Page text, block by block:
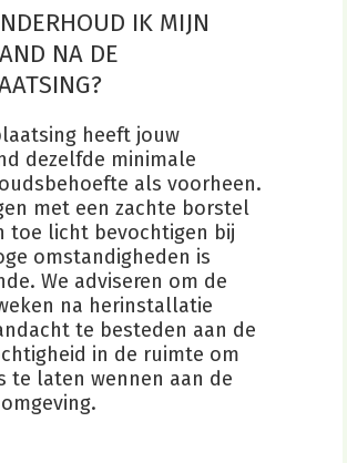
IK MIJN
NA DE
heeft jouw
dezelfde minimale
als voorheen.
met een zachte borstel
toe licht bevochtigen bij
omstandigheden is
We adviseren om de
na herinstallatie
te besteden aan de
in de ruimte om
te laten wennen aan de